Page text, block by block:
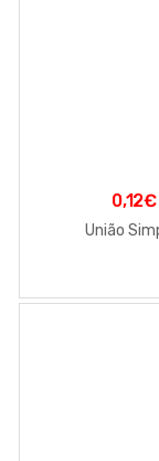
0,12€
União